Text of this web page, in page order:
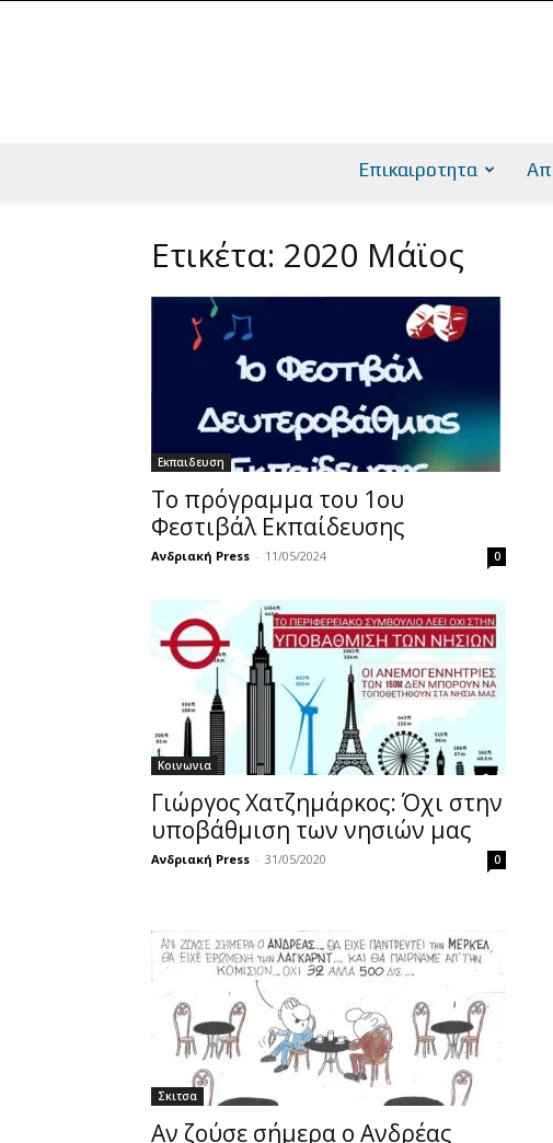
Επικαιροτητα
Ετικέτα: 2020 Μάϊος
Εκπαιδευση
Το πρόγραμμα του 1ου
Φεστιβάλ Εκπαίδευσης
Ανδριακή Press - 11/05/2024 0
Κοινωνια
Γιώργος Χατζημάρκος: Όχι στην
υποβάθμιση των νησιών μας
Ανδριακή Press - 31/05/2020 0
Σκιτσα
Αν ζούσε σήμερα ο Ανδρέας